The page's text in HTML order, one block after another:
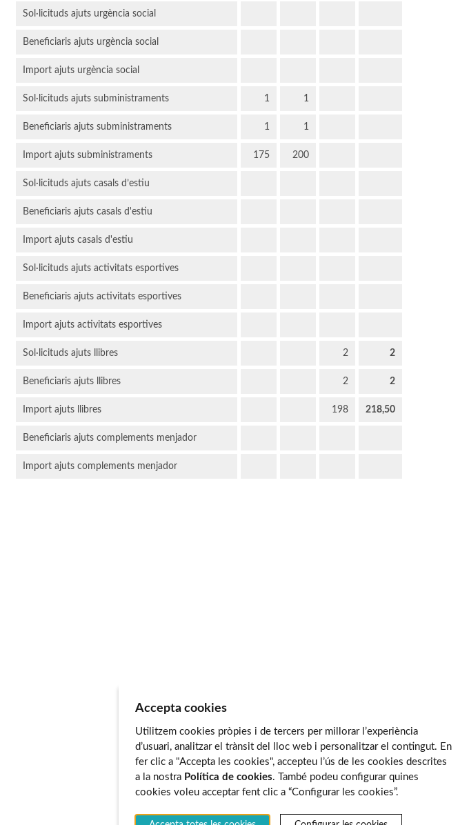
Sol·licituds ajuts urgència social
Beneficiaris ajuts urgència social
Import ajuts urgència social
Sol·licituds ajuts subministraments 1 1
Beneficiaris ajuts subministraments 1 1
Import ajuts subministraments 175 200
Sol·licituds ajuts casals d’estiu
Beneficiaris ajuts casals d'estiu
Import ajuts casals d'estiu
Sol·licituds ajuts activitats esportives
Beneficiaris ajuts activitats esportives
Import ajuts activitats esportives
Sol·licituds ajuts llibres 2 2
Beneficiaris ajuts llibres 2 2
Import ajuts llibres 198 218,50
Beneficiaris ajuts complements menjador
Import ajuts complements menjador
Accepta cookies
Utilitzem cookies pròpies i de tercers per millorar l’experiència
d’usuari, analitzar el trànsit del lloc web i personalitzar el contingut. En
fer clic a "Accepta les cookies", accepteu l’ús de les cookies descrites
a la nostra Política de cookies. També podeu configurar quines
cookies voleu acceptar fent clic a “Configurar les cookies”.